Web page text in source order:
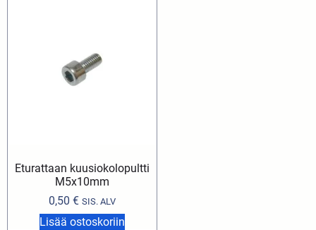
Eturattaan kuusiokolopultti
M5x10mm
0,50 € SIS. ALV
Lisää ostoskoriin